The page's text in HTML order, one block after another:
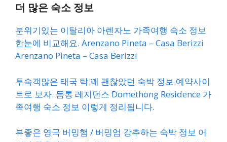
더 많은 숙소 정보
분위기있는 이탈리아 아렌자노 가족여행 숙소 정보
한눈에 비교해요. Arenzano Pineta – Casa Berizzi
Arenzano Pineta – Casa Berizzi
투숙객많은 태국 탁 꽤 괜찮았던 숙박 정보 예약사이
트로 보자. 돔통 레지던스 Domethong Residence 가
족여행 숙소 정보 이렇게 정리됩니다.
뷰좋은 영국 버밍햄 / 버밍엄 강추하는 숙박 정보 어